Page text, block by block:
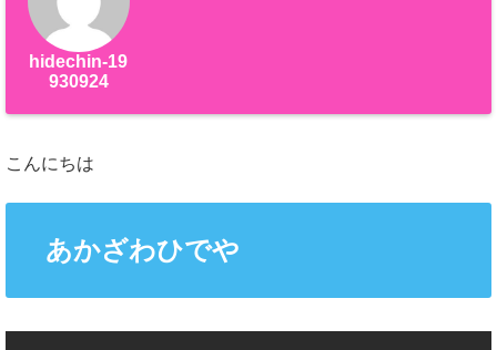
hidechin-19
930924
こんにちは
あかざわひでや